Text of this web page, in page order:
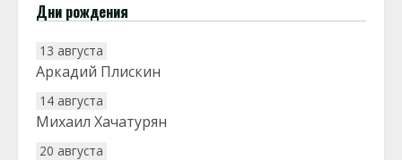
Дни рождения
13 августа
Аркадий Плискин
14 августа
Михаил Хачатурян
20 августа